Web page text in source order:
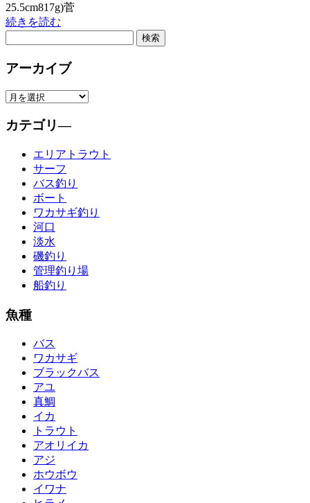
25.5cm817g)菅
続きを読む
アーカイブ
カテゴリ―
エリアトラウト
サーフ
バス釣り
ボート
ワカサギ釣り
河口
淡水
磯釣り
管理釣り場
船釣り
魚種
バス
ワカサギ
ブラックバス
アユ
真鯛
イカ
トラウト
アオリイカ
アジ
ホウボウ
イワナ